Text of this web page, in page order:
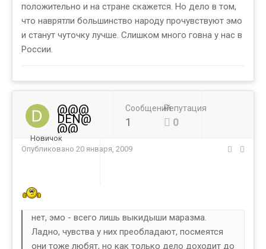
положительно и на стране скажется. Но дело в том,
что наврятли большинство народу прочувствуют эмо
и станут чуточку лучше. Слишком много говна у нас в
России.
@@@
DEN@
@@
Новичок
Сообщений
1
Репутация
0
Опубликовано 20 января, 2009
нет, эмо - всего лишь выкидыши маразма.
Ладно, чувства у них преобладают, посмеятся
они тоже любят, но как только дело доходит до